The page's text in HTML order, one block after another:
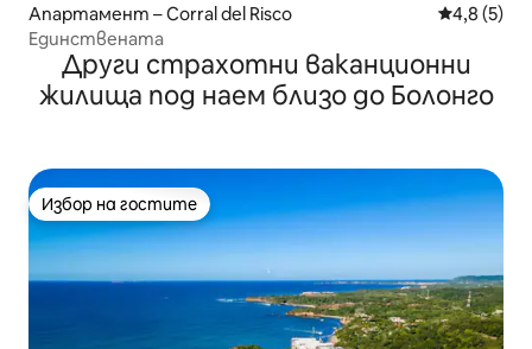
Апартамент – Corral del Risco Средна
4,8 (5)
Единствената
Други страхотни ваканционни
жилища под наем близо до Болонго
Избор на гостите
Избор на гостите